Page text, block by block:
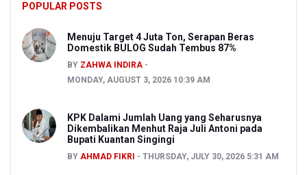
POPULAR POSTS
Menuju Target 4 Juta Ton, Serapan Beras
Domestik BULOG Sudah Tembus 87%
BY ZAHWA INDIRA
MONDAY, AUGUST 3, 2026 10:39 AM
KPK Dalami Jumlah Uang yang Seharusnya
Dikembalikan Menhut Raja Juli Antoni pada
Bupati Kuantan Singingi
BY AHMAD FIKRI THURSDAY, JULY 30, 2026 5:31 AM